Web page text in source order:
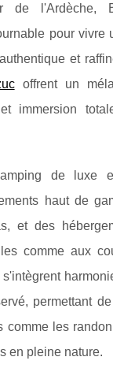
de l'Ardèche,
pour vivre
et
offrent un
immersion
de luxe
haut de
et des
comme aux
permettant
comme les
en pleine nature.